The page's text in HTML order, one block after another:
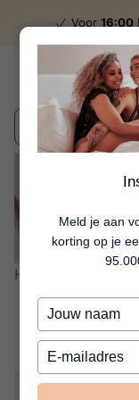
Meld je aan
korting op je
Typ
je
naam
Typ
je
e-
Voor 16:00
Wat zoek je?
Home